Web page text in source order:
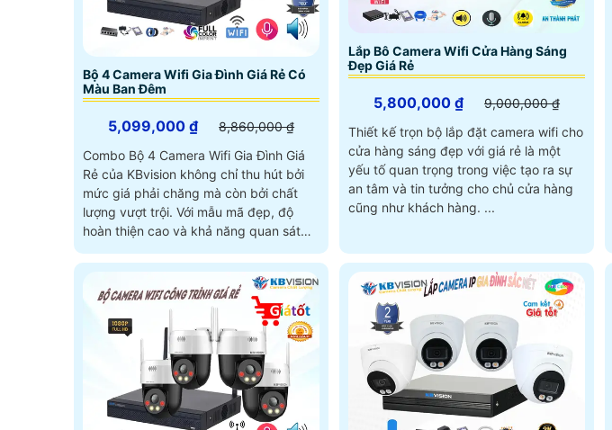
Bộ 4 Camera Wifi Gia Đình Giá Rẻ Có
Màu Ban Đêm
5,099,000 ₫
8,860,000 ₫
Combo Bộ 4 Camera Wifi Gia Đình Giá
Rẻ của KBvision không chỉ thu hút bởi
mức giá phải chăng mà còn bởi chất
lượng vượt trội. Với mẫu mã đẹp, độ
hoàn thiện cao và khả năng quan sát
Lắp Bô Camera Wifi Cửa Hàng Sáng
Đẹp Giá Rẻ
5,800,000 ₫
9,000,000 ₫
Thiết kế trọn bộ lắp đặt camera wifi cho
cửa hàng sáng đẹp với giá rẻ là một
yếu tố quan trọng trong việc tạo ra sự
an tâm và tin tưởng cho chủ cửa hàng
cũng như khách hàng. ...